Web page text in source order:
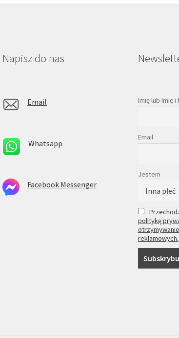
Napisz do nas
Email
Whatsapp
Facebook Messenger
Imię lub Imię i
Email
Jestem
politykę
reklamowych.